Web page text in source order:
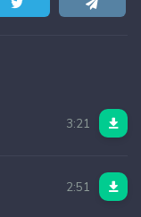
3:21
2:51